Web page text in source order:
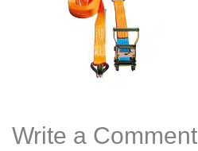
Write a Comment